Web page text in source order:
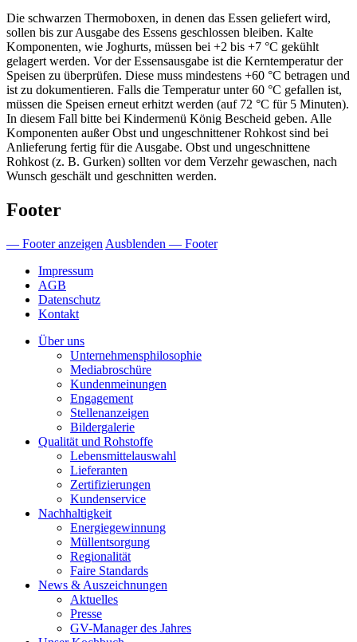
Die schwarzen Thermoboxen, in denen das Essen geliefert wird,
sollen bis zur Ausgabe des Essens geschlossen bleiben. Kalte
Komponenten, wie Joghurts, müssen bei +2 bis +7 °C gekühlt
gelagert werden. Vor der Essensausgabe ist die Kerntemperatur der
Speisen zu überprüfen. Diese muss mindestens +60 °C betragen und
ist zu dokumentieren. Falls die Temperatur unter 60 °C gefallen ist,
müssen die Speisen erneut erhitzt werden (auf 72 °C für 5 Minuten).
In diesem Fall bitte bei Kindermenü König Bescheid geben. Alle
Komponenten außer Obst und ungeschnittener Rohkost sind bei
Anlieferung fertig für die Ausgabe. Obst und ungeschnittene
Rohkost (z. B. Gurken) sollten vor dem Verzehr gewaschen, nach
Wunsch geschält und geschnitten werden.
Footer
— Footer anzeigen Ausblenden — Footer
Impressum
AGB
Datenschutz
Kontakt
Über uns
Unternehmensphilosophie
Mediabroschüre
Kundenmeinungen
Engagement
Stellenanzeigen
Bildergalerie
Qualität und Rohstoffe
Lebensmittelauswahl
Lieferanten
Zertifizierungen
Kundenservice
Nachhaltigkeit
Energiegewinnung
Müllentsorgung
Regionalität
Faire Standards
News & Auszeichnungen
Aktuelles
Presse
GV-Manager des Jahres